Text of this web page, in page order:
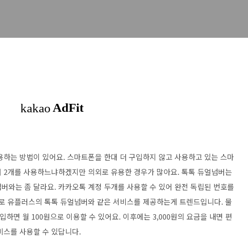
는 방법이 있어요. 스마트폰을 한대 더 구입하지 않고 사용하고 있는 스마
개를 사용하느냐하겠지만 의외로 유용한 경우가 많아요. 톡톡 듀얼넘버는
와는 좀 달라요. 카카오톡 계정 두개를 사용할 수 있어 완전 독립된 번호를
유플러스의 톡톡 듀얼넘버와 같은 서비스를 제공하는게 트렌드입니다. 물
하면 월 100원으로 이용할 수 있어요. 이후에는 3,000원의 요금을 내면 편
를 사용할 수 있답니다.